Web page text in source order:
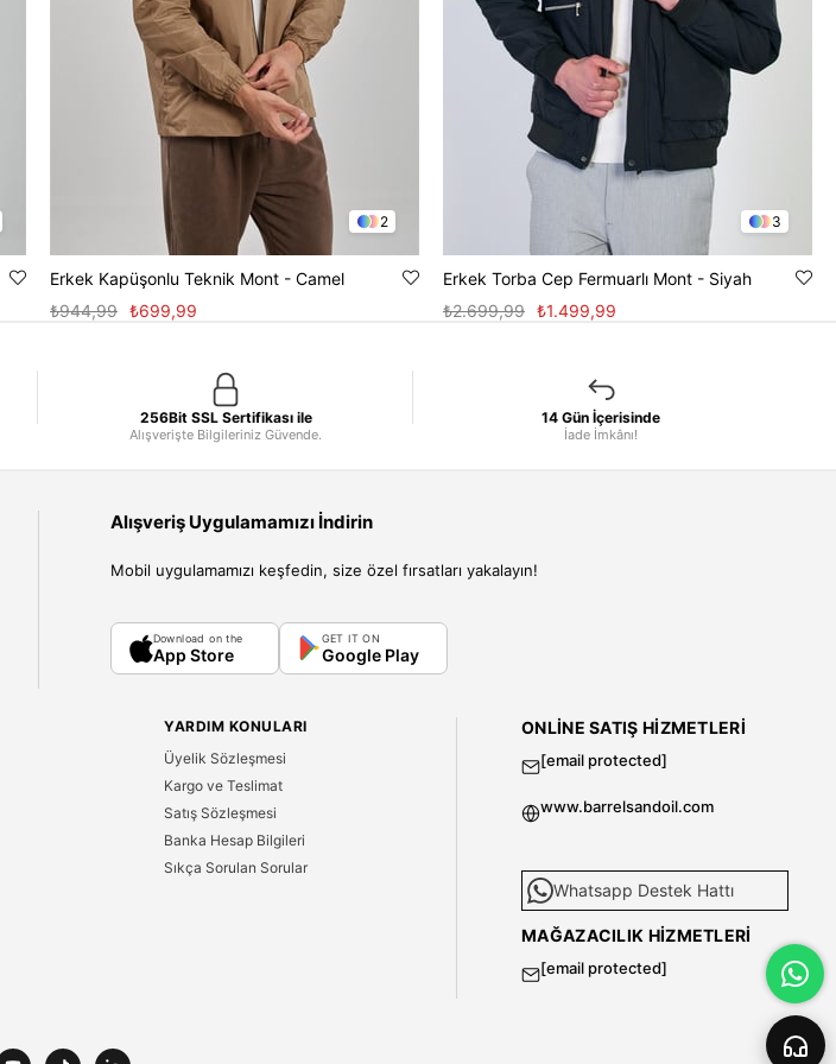
2
Erkek Kapüşonlu Teknik Mont - Camel
₺699,99
₺944,99
3
Erkek Torba Cep Fermuarlı Mont - Siyah
₺1.499,99
₺2.699,99
256Bit SSL Sertifikası ile
Alışverişte Bilgileriniz Güvende.
14 Gün İçerisinde
İade İmkânı!
Alışveriş Uygulamamızı İndirin
Mobil uygulamamızı keşfedin, size özel fırsatları yakalayın!
Download on the
App Store
GET IT ON
Google Play
YARDIM KONULARI
Üyelik Sözleşmesi
Kargo ve Teslimat
Satış Sözleşmesi
Banka Hesap Bilgileri
Sıkça Sorulan Sorular
ONLINE SATIŞ HIZMETLERI
[email protected]
www.barrelsandoil.com
Whatsapp Destek Hattı
MAĞAZACILIK HIZMETLERI
[email protected]